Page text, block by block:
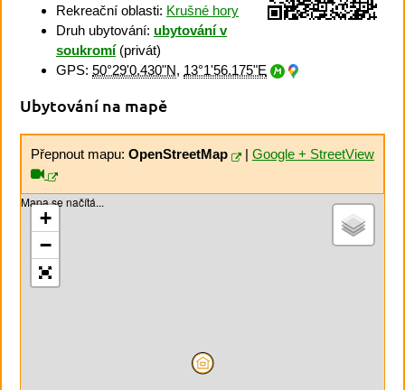
Rekreační oblasti: Krušné hory
Druh ubytování: ubytování v
soukromí(privát)
GPS: 50°29'0.430"N, 13°1'56.175"E
Ubytování na mapě
Přepnout mapu: OpenStreetMap | Google + StreetView
Mapa se načítá...
+
−